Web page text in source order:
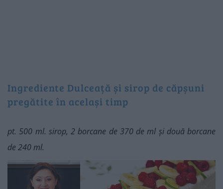
Ingrediente Dulceață și sirop de căpșuni
pregătite în același timp
pt. 500 ml. sirop, 2 borcane de 370 de ml și două borcane
de 240 ml.